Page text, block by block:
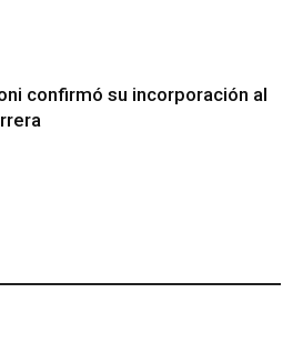
confirmó su incorporación al